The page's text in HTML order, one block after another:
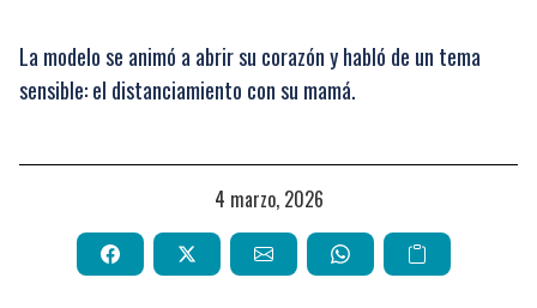
La modelo se animó a abrir su corazón y habló de un tema
sensible: el distanciamiento con su mamá.
4 marzo, 2026